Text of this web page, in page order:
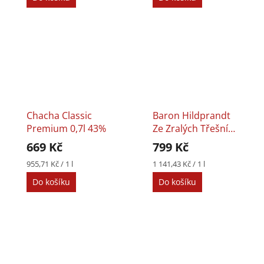
Chacha Classic
Premium 0,7l 43%
669 Kč
Měrná
cena:
955,71 Kč / 1 l
Do košíku
Baron Hildprandt
Ze Zralých Třešní
0,7l 40%
799 Kč
Měrná
cena:
1 141,43 Kč / 1 l
Do košíku